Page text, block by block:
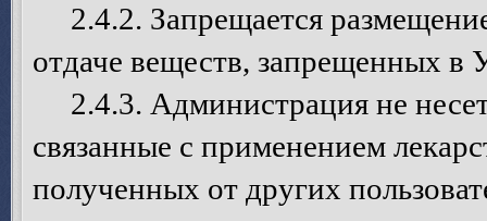
2.4.2. Запрещается
отдаче веществ, запрещенных в
2.4.3. Администрация не несет
связанные с применением
полученных от других